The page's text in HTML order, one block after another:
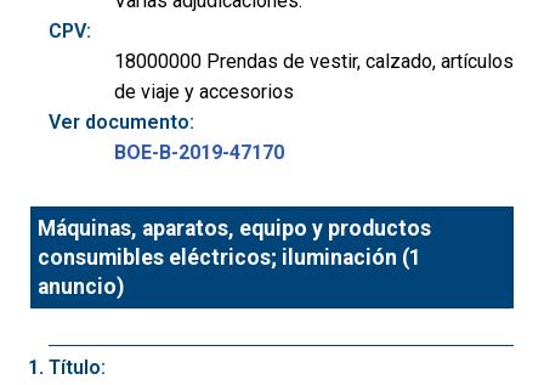
CPV:
18000000 Prendas de vestir, calzado, artículos
de viaje y accesorios
Ver documento:
BOE-B-2019-47170
Máquinas, aparatos, equipo y productos
consumibles eléctricos; iluminación (1
anuncio)
Título: